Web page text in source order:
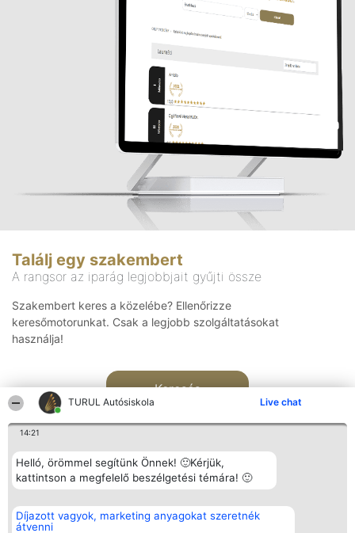
TURUL Autósiskola Live chat
14:21
Helló, örömmel segítünk Önnek! 🙂Kérjük,
kattintson a megfelelő beszélgetési témára! 🙂
Díjazott vagyok, marketing anyagokat szeretnék
átvenni
Találj egy szakembert
A rangsor az iparág legjobbjait gyűjti össze
Szakembert keres a közelébe? Ellenőrizze
keresőmotorunkat. Csak a legjobb szolgáltatásokat
használja!
Keresés
Rangsorszervező
SC Beautiful Company S.R.L.
Bulevardul Aleea Timișul De
Népszavazás
Nyertesek
Elérhetőség
Elérhetőség